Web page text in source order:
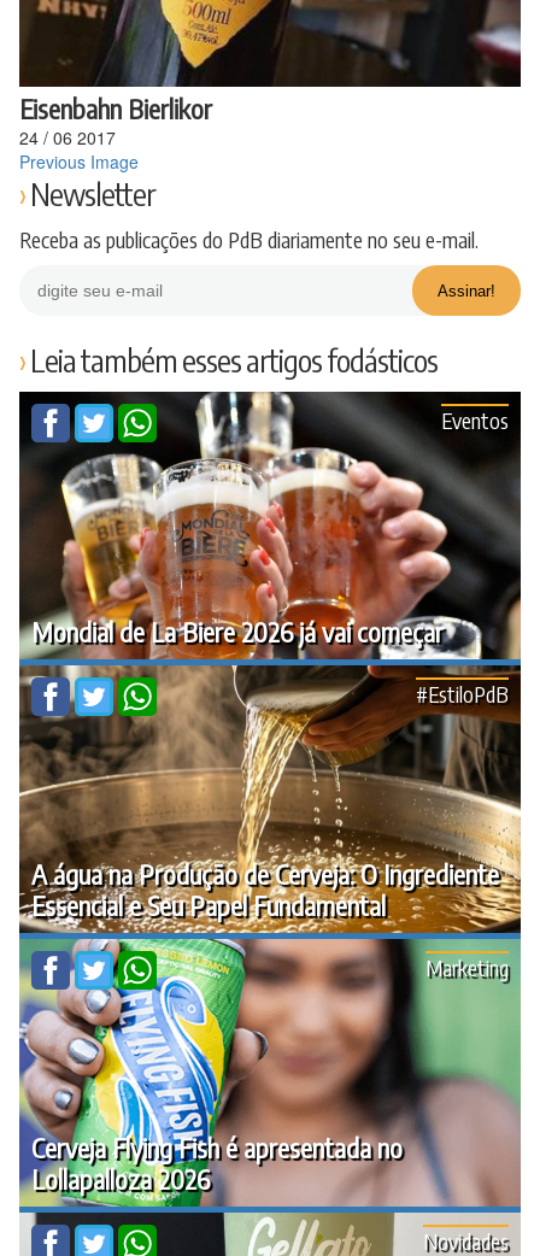
Eisenbahn Bierlikor
24 / 06 2017
Previous Image
Newsletter
Receba as publicações do PdB diariamente no seu e-mail.
Leia também esses artigos fodásticos
Mondial de La Biere 2026 já vai começar
Eventos
A água na Produção de Cerveja: O Ingrediente
Essencial e Seu Papel Fundamental
#EstiloPdB
Cerveja Flying Fish é apresentada no
Lollapalloza 2026
Marketing
Novidades